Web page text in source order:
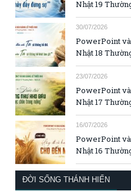
Nhật 19
30/07/2026
PowerPoint
Nhật 18
23/07/2026
PowerPoint
Nhật 17
16/07/2026
PowerPoint
Nhật 16
ĐỜI SỐNG THÁNH HIẾN